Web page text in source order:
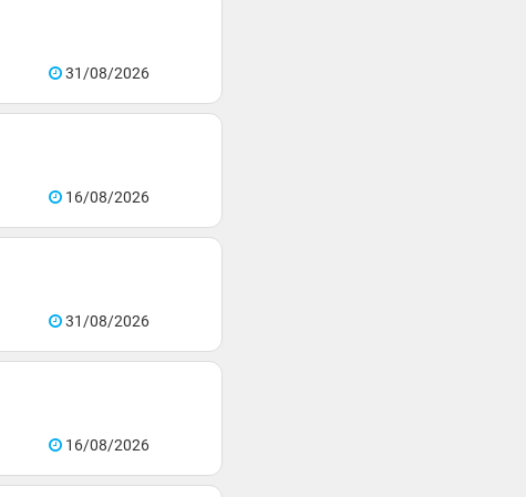
31/08/2026
16/08/2026
31/08/2026
16/08/2026